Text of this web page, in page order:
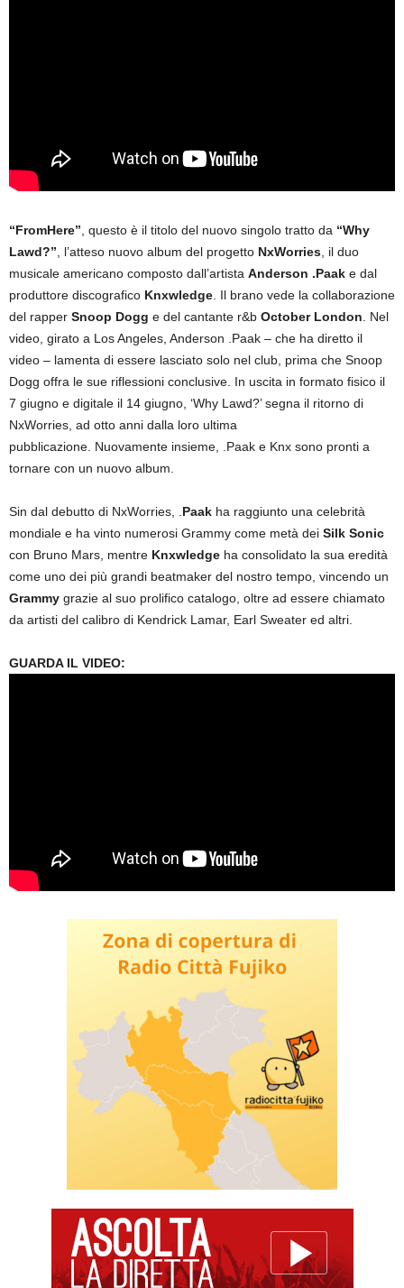
“FromHere” , questo è il titolo del nuovo singolo tratto da “Why
Lawd?” , l’atteso nuovo album del progetto NxWorries , il duo
musicale americano composto dall’artista Anderson .Paak e dal
produttore discografico Knxwledge . Il brano vede la collaborazione
del rapper Snoop Dogg e del cantante r&b October London . Nel
video, girato a Los Angeles, Anderson .Paak – che ha diretto il
video – lamenta di essere lasciato solo nel club, prima che Snoop
Dogg offra le sue riflessioni conclusive. In uscita in formato fisico il
7 giugno e digitale il 14 giugno, ‘Why Lawd?’ segna il ritorno di
NxWorries, ad otto anni dalla loro ultima
pubblicazione. Nuovamente insieme, .Paak e Knx sono pronti a
tornare con un nuovo album.
Sin dal debutto di NxWorries, . Paak ha raggiunto una celebrità
mondiale e ha vinto numerosi Grammy come metà dei Silk Sonic
con Bruno Mars, mentre Knxwledge ha consolidato la sua eredità
come uno dei più grandi beatmaker del nostro tempo, vincendo un
Grammy grazie al suo prolifico catalogo, oltre ad essere chiamato
da artisti del calibro di Kendrick Lamar, Earl Sweater ed altri.
GUARDA IL VIDEO: